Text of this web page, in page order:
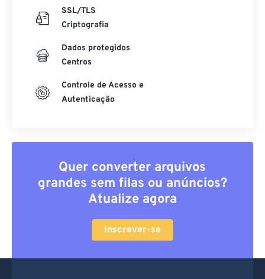
SSL/TLS
Criptografia
Dados protegidos
Centros
Controle de Acesso e
Autenticação
Quer converter arquivos
grandes sem filas ou anúncios?
Atualize agora
Inscrever-se